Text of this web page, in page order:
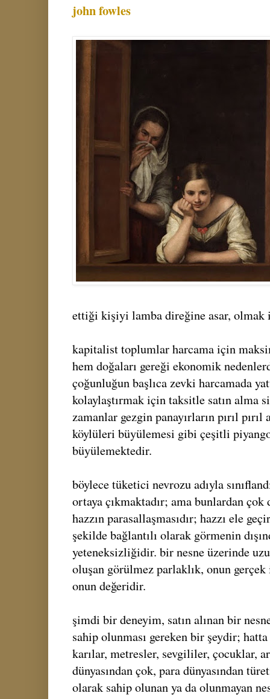
john fowles
ettiği kişiyi lamba direğine asar,
kapitalist toplumlar harcama için
hem doğaları gereği ekonomik
çoğunluğun başlıca zevki harcamada
kolaylaştırmak için taksitle satın
zamanlar gezgin panayırların pırıl pırıl
köylüleri büyülemesi gibi çeşitli
büyülemektedir.
böylece tüketici nevrozu adıyla
ortaya çıkmaktadır; ama bunlardan
hazzın parasallaşmasıdır; hazzı ele
şekilde bağlantılı olarak görmenin
yeteneksizliğidir. bir nesne üzerinde
oluşan görülmez parlaklık, onun
onun değeridir.
şimdi bir deneyim, satın alınan bir
sahip olunması gereken bir şeydir;
karılar, metresler, sevgililer, çocuklar,
dünyasından çok, para dünyasından
olarak sahip olunan ya da olunmayan